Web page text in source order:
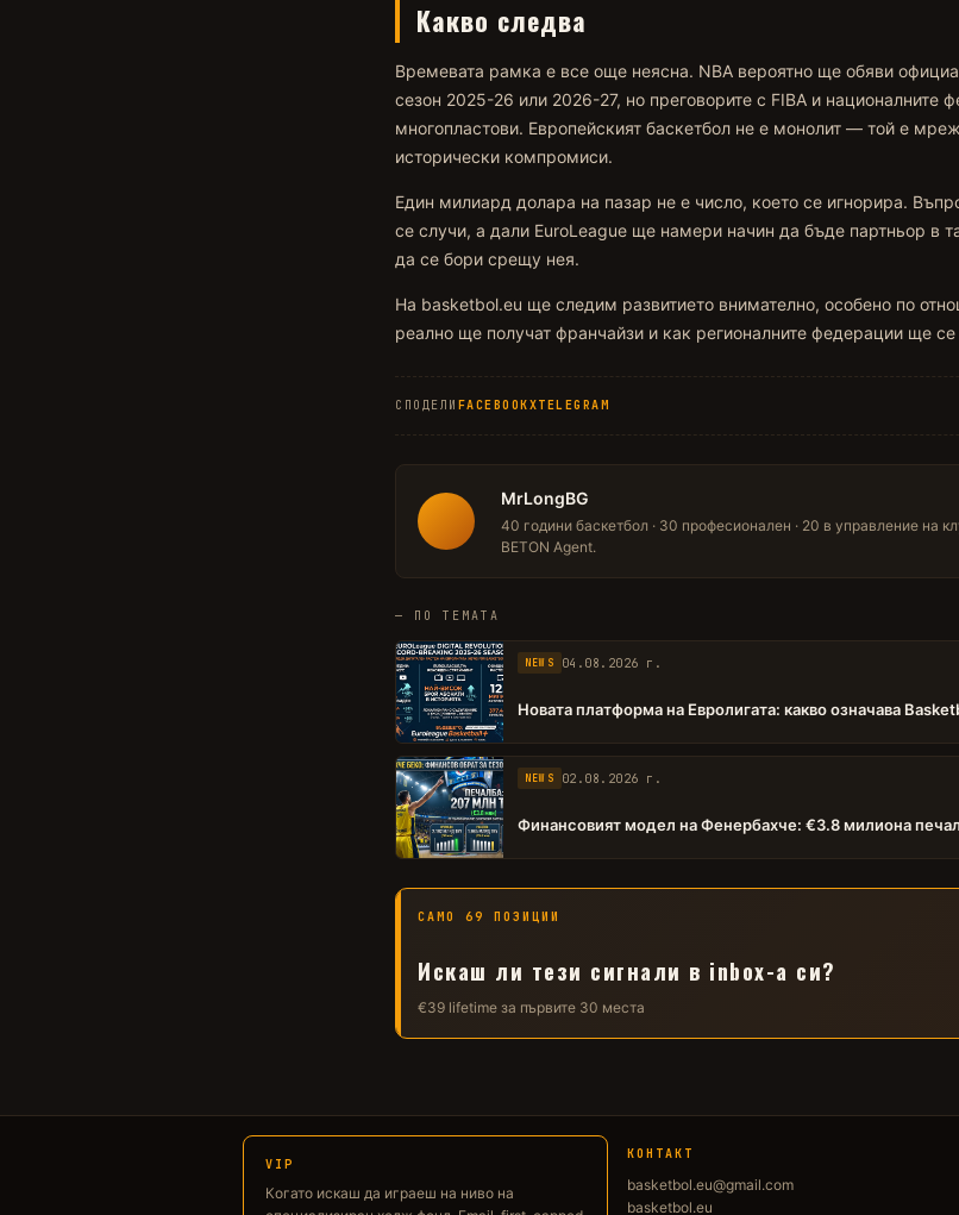
Какво следва
Времевата рамка е все още неясна. NBA вероятно ще обяви
сезон 2025-26 или 2026-27, но преговорите с FIBA и националните
многопластови. Европейският баскетбол не е монолит — той е
исторически компромиси.
Един милиард долара на пазар не е число, което се игнорира.
се случи, а дали EuroLeague ще намери начин да бъде партньор в
да се бори срещу нея.
На basketbol.eu ще следим развитието внимателно, особено по
реално ще получат франчайзи и как регионалните федерации ще
СПОДЕЛИ FACEBOOKXTELEGRAM
MrLongBG
40 години баскетбол · 30 професионален · 20 в управление на
BETON Agent.
— ПО ТЕМАТА
NEWS 04.08.2026 г.
Новата платформа на Евролигата: какво означава
NEWS 02.08.2026 г.
Финансовият модел на Фенербахче: €3.8 милиона
САМО 69 ПОЗИЦИИ
Искаш ли тези сигнали в inbox-а си?
€39 lifetime за първите 30 места
VIP
Когато искаш да играеш на ниво на
КОНТАКТ
basketbol.eu@gmail.com
basketbol.eu